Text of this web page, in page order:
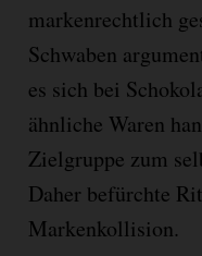
markenrechtlich
Schwaben
es sich bei
ähnliche Waren
Zielgruppe zum
Daher befürchte
Markenkollision.